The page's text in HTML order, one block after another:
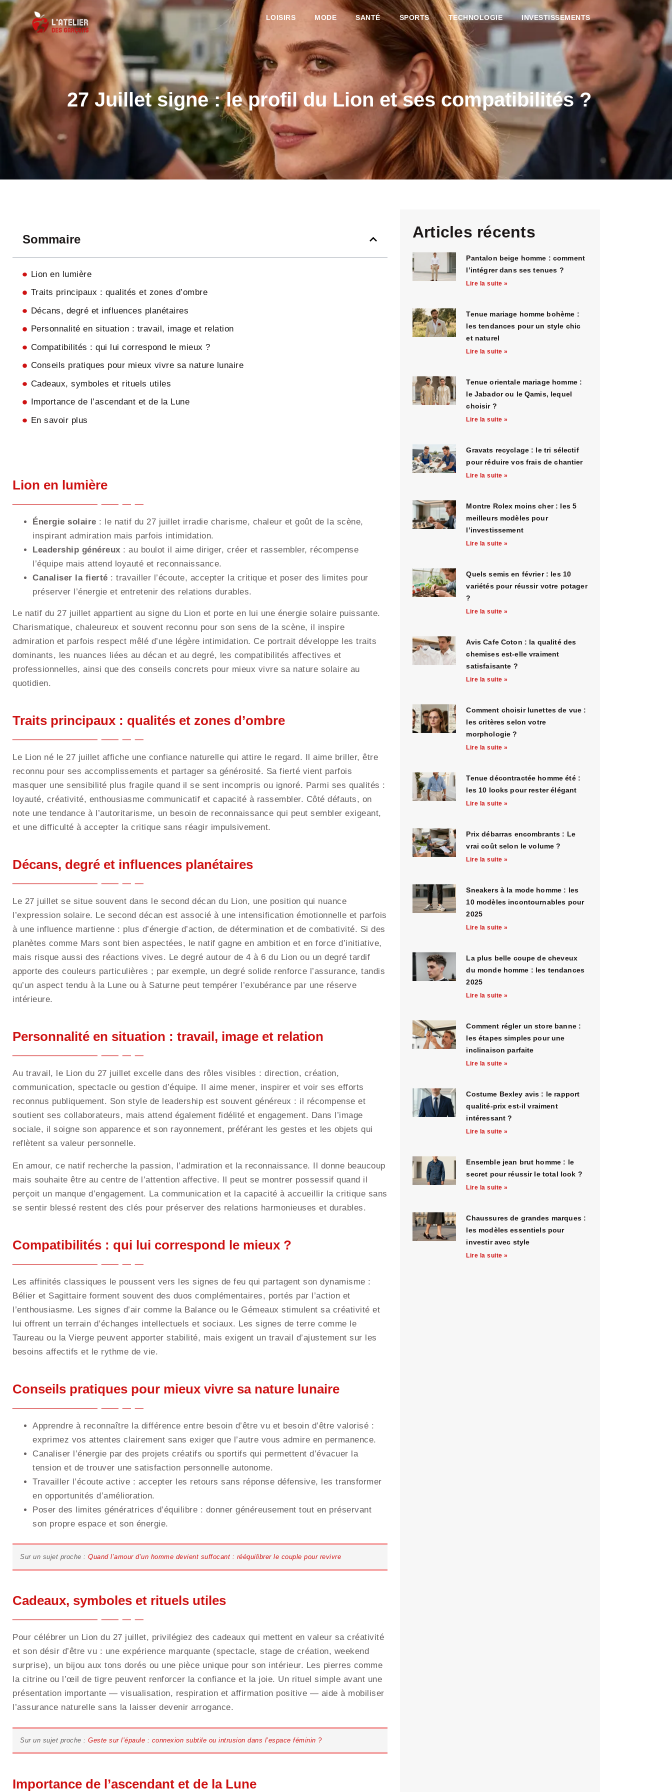
LOISIRS MODE SANTÉ SPORTS TECHNOLOGIE INVESTISSEMENTS
27 Juillet signe : le profil du Lion et ses compatibilités ?
Sommaire
Lion en lumière
Traits principaux : qualités et zones d’ombre
Décans, degré et influences planétaires
Personnalité en situation : travail, image et relation
Compatibilités : qui lui correspond le mieux ?
Conseils pratiques pour mieux vivre sa nature lunaire
Cadeaux, symboles et rituels utiles
Importance de l’ascendant et de la Lune
En savoir plus
Lion en lumière
Énergie solaire : le natif du 27 juillet irradie charisme, chaleur et goût de la scène,
inspirant admiration mais parfois intimidation.
Leadership généreux : au boulot il aime diriger, créer et rassembler, récompense
l’équipe mais attend loyauté et reconnaissance.
Canaliser la fierté : travailler l’écoute, accepter la critique et poser des limites pour
préserver l’énergie et entretenir des relations durables.
Le natif du 27 juillet appartient au signe du Lion et porte en lui une énergie solaire puissante.
Charismatique, chaleureux et souvent reconnu pour son sens de la scène, il inspire
admiration et parfois respect mêlé d’une légère intimidation. Ce portrait développe les traits
dominants, les nuances liées au décan et au degré, les compatibilités affectives et
professionnelles, ainsi que des conseils concrets pour mieux vivre sa nature solaire au
quotidien.
Traits principaux : qualités et zones d’ombre
Le Lion né le 27 juillet affiche une confiance naturelle qui attire le regard. Il aime briller, être
reconnu pour ses accomplissements et partager sa générosité. Sa fierté vient parfois
masquer une sensibilité plus fragile quand il se sent incompris ou ignoré. Parmi ses qualités :
loyauté, créativité, enthousiasme communicatif et capacité à rassembler. Côté défauts, on
note une tendance à l’autoritarisme, un besoin de reconnaissance qui peut sembler exigeant,
et une difficulté à accepter la critique sans réagir impulsivement.
Décans, degré et influences planétaires
Le 27 juillet se situe souvent dans le second décan du Lion, une position qui nuance
l’expression solaire. Le second décan est associé à une intensification émotionnelle et parfois
à une influence martienne : plus d’énergie d’action, de détermination et de combativité. Si des
planètes comme Mars sont bien aspectées, le natif gagne en ambition et en force d’initiative,
mais risque aussi des réactions vives. Le degré autour de 4 à 6 du Lion ou un degré tardif
apporte des couleurs particulières ; par exemple, un degré solide renforce l’assurance, tandis
qu’un aspect tendu à la Lune ou à Saturne peut tempérer l’exubérance par une réserve
intérieure.
Personnalité en situation : travail, image et relation
Au travail, le Lion du 27 juillet excelle dans des rôles visibles : direction, création,
communication, spectacle ou gestion d’équipe. Il aime mener, inspirer et voir ses efforts
reconnus publiquement. Son style de leadership est souvent généreux : il récompense et
soutient ses collaborateurs, mais attend également fidélité et engagement. Dans l’image
sociale, il soigne son apparence et son rayonnement, préférant les gestes et les objets qui
reflètent sa valeur personnelle.
En amour, ce natif recherche la passion, l’admiration et la reconnaissance. Il donne beaucoup
mais souhaite être au centre de l’attention affective. Il peut se montrer possessif quand il
perçoit un manque d’engagement. La communication et la capacité à accueillir la critique sans
se sentir blessé restent des clés pour préserver des relations harmonieuses et durables.
Compatibilités : qui lui correspond le mieux ?
Les affinités classiques le poussent vers les signes de feu qui partagent son dynamisme :
Bélier et Sagittaire forment souvent des duos complémentaires, portés par l’action et
l’enthousiasme. Les signes d’air comme la Balance ou le Gémeaux stimulent sa créativité et
lui offrent un terrain d’échanges intellectuels et sociaux. Les signes de terre comme le
Taureau ou la Vierge peuvent apporter stabilité, mais exigent un travail d’ajustement sur les
besoins affectifs et le rythme de vie.
Conseils pratiques pour mieux vivre sa nature lunaire
Apprendre à reconnaître la différence entre besoin d’être vu et besoin d’être valorisé :
exprimez vos attentes clairement sans exiger que l’autre vous admire en permanence.
Canaliser l’énergie par des projets créatifs ou sportifs qui permettent d’évacuer la
tension et de trouver une satisfaction personnelle autonome.
Travailler l’écoute active : accepter les retours sans réponse défensive, les transformer
en opportunités d’amélioration.
Poser des limites génératrices d’équilibre : donner généreusement tout en préservant
son propre espace et son énergie.
Sur un sujet proche : Quand l’amour d’un homme devient suffocant : rééquilibrer le couple pour revivre
Cadeaux, symboles et rituels utiles
Pour célébrer un Lion du 27 juillet, privilégiez des cadeaux qui mettent en valeur sa créativité
et son désir d’être vu : une expérience marquante (spectacle, stage de création, weekend
surprise), un bijou aux tons dorés ou une pièce unique pour son intérieur. Les pierres comme
la citrine ou l’œil de tigre peuvent renforcer la confiance et la joie. Un rituel simple avant une
présentation importante — visualisation, respiration et affirmation positive — aide à mobiliser
l’assurance naturelle sans la laisser devenir arrogance.
Sur un sujet proche : Geste sur l’épaule : connexion subtile ou intrusion dans l’espace féminin ?
Importance de l’ascendant et de la Lune
Articles récents
Pantalon beige homme : comment
l’intégrer dans ses tenues ?
Lire la suite »
Tenue mariage homme bohème :
les tendances pour un style chic
et naturel
Lire la suite »
Tenue orientale mariage homme :
le Jabador ou le Qamis, lequel
choisir ?
Lire la suite »
Gravats recyclage : le tri sélectif
pour réduire vos frais de chantier
Lire la suite »
Montre Rolex moins cher : les 5
meilleurs modèles pour
l’investissement
Lire la suite »
Quels semis en février : les 10
variétés pour réussir votre potager
?
Lire la suite »
Avis Cafe Coton : la qualité des
chemises est-elle vraiment
satisfaisante ?
Lire la suite »
Comment choisir lunettes de vue :
les critères selon votre
morphologie ?
Lire la suite »
Tenue décontractée homme été :
les 10 looks pour rester élégant
Lire la suite »
Prix débarras encombrants : Le
vrai coût selon le volume ?
Lire la suite »
Sneakers à la mode homme : les
10 modèles incontournables pour
2025
Lire la suite »
La plus belle coupe de cheveux
du monde homme : les tendances
2025
Lire la suite »
Comment régler un store banne :
les étapes simples pour une
inclinaison parfaite
Lire la suite »
Costume Bexley avis : le rapport
qualité-prix est-il vraiment
intéressant ?
Lire la suite »
Ensemble jean brut homme : le
secret pour réussir le total look ?
Lire la suite »
Chaussures de grandes marques :
les modèles essentiels pour
investir avec style
Lire la suite »